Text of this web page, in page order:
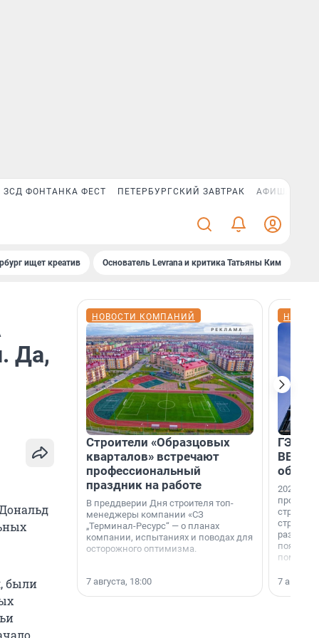
ЗСД ФОНТАНКА ФЕСТ ПЕТЕРБУРГСКИЙ ЗАВТРАК АФИША PLUS
ищет креатив Основатель Levrana и критика Татьяны Ким
Да,
были
НОВОСТИ КОМПАНИЙ
Строители «Образцовых
кварталов» встречают
профессиональный
праздник на работе
В преддверии Дня строителя топ-
менеджеры компании «СЗ
„Терминал-Ресурс“ — о планах
компании, испытаниях и поводах для
осторожного оптимизма.
7 августа, 18:00
ГЭС,
ВВП: в
об
2026-й —
раз. В
7